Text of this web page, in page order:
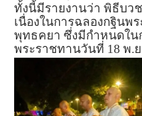
ทั้งนี้มีรายงานว่า พิธีบว
เนื่องในการฉลองกฐินพ
พุทธคยา ซึ่งมีกำหนดใน
พระราชทานวันที่ 18 พ.